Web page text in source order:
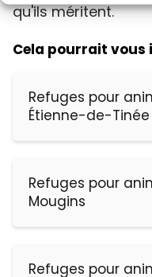
qu'ils méritent.
Cela pourrait vous
Refuges pour
Étienne-de-Tinée
Refuges pour
Mougins
Refuges pour